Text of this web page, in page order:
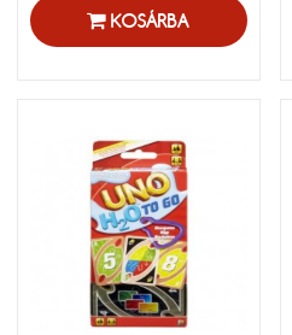
KOSÁRBA